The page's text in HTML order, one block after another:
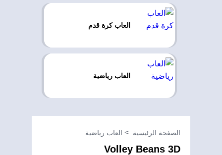
العاب كرة قدم
العاب رياضية
الصفحة الرئيسية العاب رياضية
Volley Beans 3D